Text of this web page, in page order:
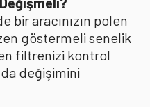
bir aracınızın polen
göstermeli senelik
filtrenizi kontrol
değişimini